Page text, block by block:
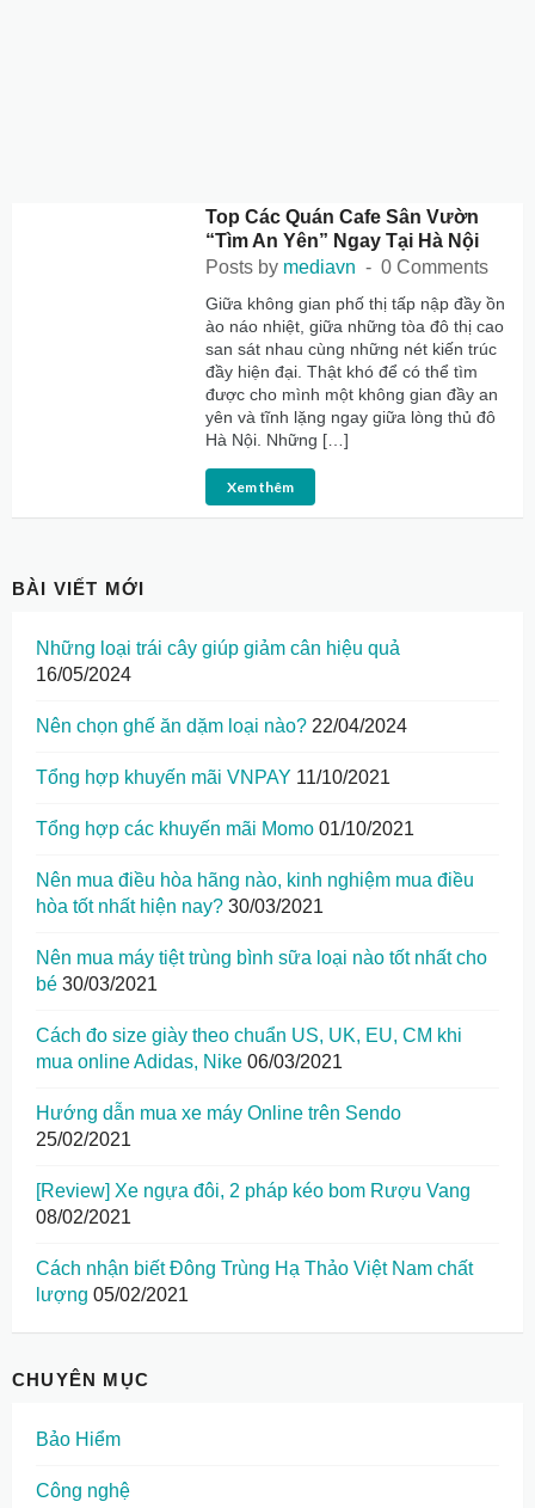
Top Các Quán Cafe Sân Vườn
“Tìm An Yên” Ngay Tại Hà Nội
Posts by mediavn 0 Comments
Giữa không gian phố thị tấp nập đầy ồn
ào náo nhiệt, giữa những tòa đô thị cao
san sát nhau cùng những nét kiến trúc
đầy hiện đại. Thật khó để có thể tìm
được cho mình một không gian đầy an
yên và tĩnh lặng ngay giữa lòng thủ đô
Hà Nội. Những […]
Xem thêm
BÀI VIẾT MỚI
Những loại trái cây giúp giảm cân hiệu quả
16/05/2024
Nên chọn ghế ăn dặm loại nào? 22/04/2024
Tổng hợp khuyến mãi VNPAY 11/10/2021
Tổng hợp các khuyến mãi Momo 01/10/2021
Nên mua điều hòa hãng nào, kinh nghiệm mua điều
hòa tốt nhất hiện nay? 30/03/2021
Nên mua máy tiệt trùng bình sữa loại nào tốt nhất cho
bé 30/03/2021
Cách đo size giày theo chuẩn US, UK, EU, CM khi
mua online Adidas, Nike 06/03/2021
Hướng dẫn mua xe máy Online trên Sendo
25/02/2021
[Review] Xe ngựa đôi, 2 pháp kéo bom Rượu Vang
08/02/2021
Cách nhận biết Đông Trùng Hạ Thảo Việt Nam chất
lượng 05/02/2021
CHUYÊN MỤC
Bảo Hiểm
Công nghệ